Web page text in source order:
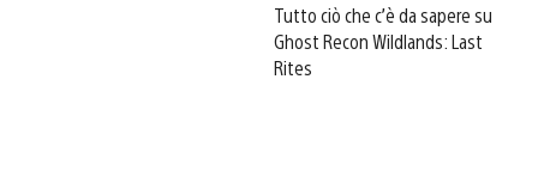
Tutto ciò che c’è da sapere su
Ghost Recon Wildlands: Last
Rites